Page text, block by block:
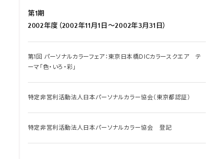
第1期
2002年度（2002年11月1日～2002年3月31日）
第1回 パーソナルカラーフェア：東京日本橋DICカラースクエア テ
ーマ「色・いろ・彩」
特定非営利活動法人日本パーソナルカラー協会（東京都認証）
特定非営利活動法人日本パーソナルカラー協会 登記